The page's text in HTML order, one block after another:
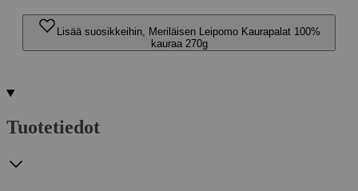
Lisää suosikkeihin, Meriläisen Leipomo Kaurapalat 100%
kauraa 270g
Tuotetiedot